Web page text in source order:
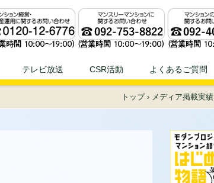
経営のことならモダンプロジェにお任せください！
テレビ放送 CSR活動 よくあるご質問
トップ› メディア掲載実績